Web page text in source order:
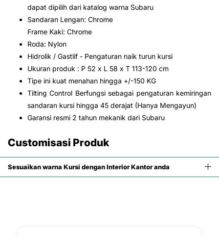
dapat dipilih dari katalog warna Subaru
Sandaran Lengan: Chrome
Frame Kaki: Chrome
Roda: Nylon
Hidrolik / Gastlif - Pengaturan naik turun kursi
Ukuran produk : P 52 x L 58 x T 113-120 cm
Tipe ini kuat menahan hingga +/-150 KG
Tilting Control Berfungsi sebagai pengaturan kemiringan
sandaran kursi hingga 45 derajat (Hanya Mengayun)
Garansi resmi 2 tahun mekanik dari Subaru
Customisasi Produk
Sesuaikan warna Kursi dengan Interior Kantor anda